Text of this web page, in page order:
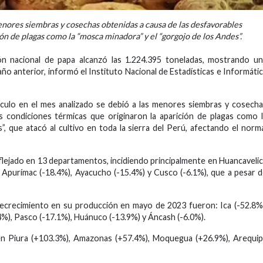
siembras y cosechas obtenidas a causa de las desfavorables
plagas como la “mosca minadora” y el “gorgojo de los Andes”.
nacional de papa alcanzó las 1.224.395 toneladas, mostrando
anterior, informó el Instituto Nacional de Estadísticas e
en el mes analizado se debió a las menores siembras y
condiciones térmicas que originaron la aparición de plagas como
que atacó al cultivo en toda la sierra del Perú, afectando el
en 13 departamentos, incidiendo principalmente en
(-18.4%), Ayacucho (-15.4%) y Cusco (-6.1%), que a pesar
en su producción en mayo de 2023 fueron: Ica (-
Pasco (-17.1%), Huánuco (-13.9%) y Áncash (-6.0%).
(+103.3%), Amazonas (+57.4%), Moquegua (+26.9%),